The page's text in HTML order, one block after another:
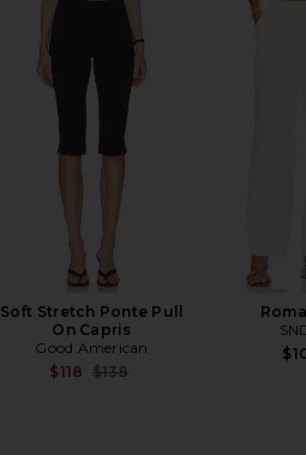
Soft Stretch Ponte Pull
On Capris
Good American
$118 Previous price:
$138